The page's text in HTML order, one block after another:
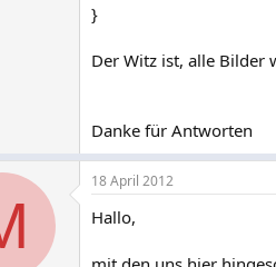
}
Der Witz ist, alle Bilder
Danke für Antworten
18 April 2012
Hallo,